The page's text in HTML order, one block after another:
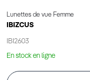
Lunettes de vue Femme
IBIZCUS
IBI2603
En stock en ligne